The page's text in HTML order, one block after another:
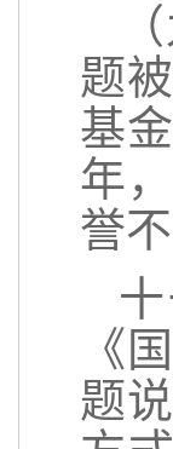
题
基
年
誉
《
题